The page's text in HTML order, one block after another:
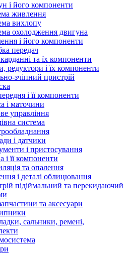
і його компоненти
живлення
вихлопу
охолодження двигуна
і його компоненти
передач
та їх компоненти
редуктори і їх компоненти
зчіпний пристрій
і її компоненти
і маточини
управління
система
і датчики
і пристосування
і її компоненти
та опалення
і деталі облицювання
підіймальний та перекидаючий
та аксесуари
сальники, ремені,